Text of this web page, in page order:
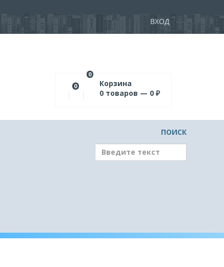
ВХОД
0
0
Корзина
0 товаров — 0 ₽
ПОИСК